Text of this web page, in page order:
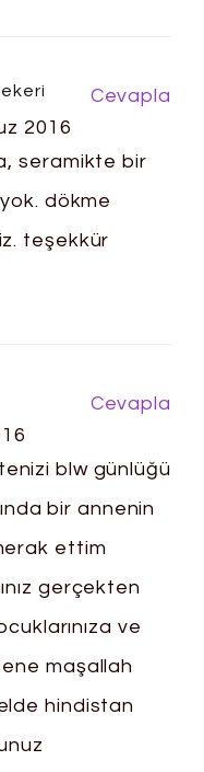
2016
seramikte bir
dökme
teşekkür
Cevapla
blw günlüğü
bir annenin
ettim
gerçekten
ve
maşallah
hindistan
Cevapla